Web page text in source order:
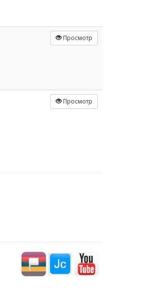
Просмотр
Просмотр